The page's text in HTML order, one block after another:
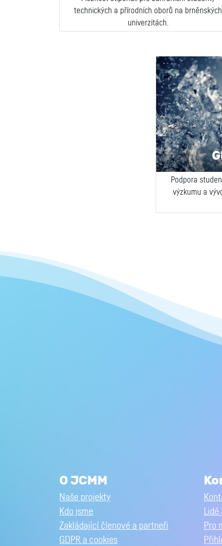
technických a přírodních oborů na brněnských
univerzitách.
Podpora
výzkumu a
O JCMM
Naše projekty
Kdo jsme
Zakládající členové a partneři
GDPR a cookies
Pro